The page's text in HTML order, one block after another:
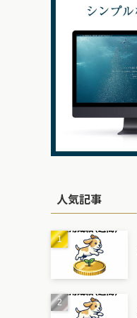
人気記事